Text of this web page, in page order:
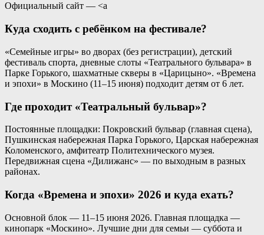
Официальный сайт — <a
Куда сходить с ребёнком на фестивале?
«Семейные игры» во дворах (без регистрации), детский
фестиваль спорта, дневные слоты «Театрального бульвара» в
Парке Горького, шахматные скверы в «Царицыно». «Времена
и эпохи» в Москино (11–15 июня) подходит детям от 6 лет.
Где проходит «Театральный бульвар»?
Постоянные площадки: Покровский бульвар (главная сцена),
Пушкинская набережная Парка Горького, Царская набережная
Коломенского, амфитеатр Политехнического музея.
Передвижная сцена «Дилижанс» — по выходным в разных
районах.
Когда «Времена и эпохи» 2026 и куда ехать?
Основной блок — 11–15 июня 2026. Главная площадка —
кинопарк «Москино». Лучшие дни для семьи — суббота и